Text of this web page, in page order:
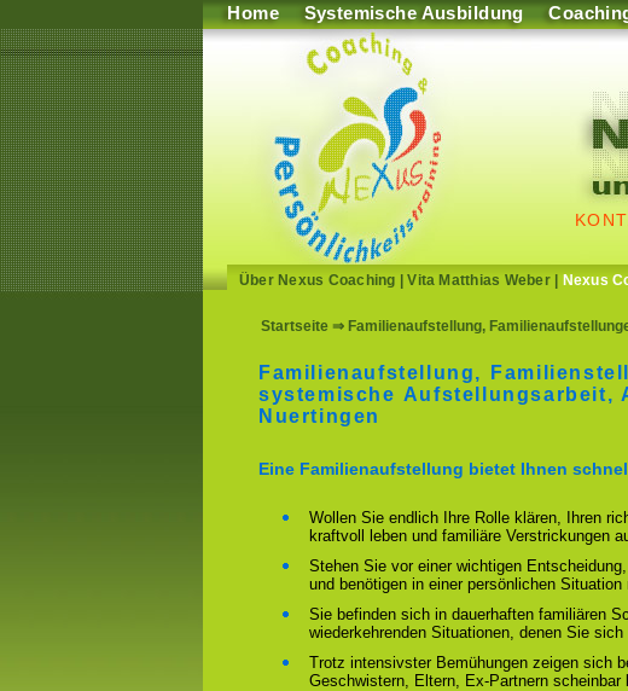
Home Systemische Ausbildung
Über Nexus Coaching |Vita Matthias Weber| Nexus
Startseite ⇒ Familienaufstellung,
Familienaufstellung,
systemische Aufstellungsarbeit,
Nuertingen
Eine Familienaufstellung bietet Ihnen
Wollen Sie endlich Ihre Rolle klären, Ihren
kraftvoll leben und familiäre Verstrickungen
Stehen Sie vor einer wichtigen
und benötigen in einer persönlichen Situation
Sie befinden sich in dauerhaften familiären
wiederkehrenden Situationen, denen Sie
Trotz intensivster Bemühungen zeigen sich
Geschwistern, Eltern, Ex-Partnern scheinbar